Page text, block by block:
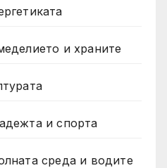
и храните
и спорта
среда и водите